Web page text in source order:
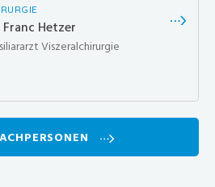
Franc Hetzer
Viszeralchirurgie